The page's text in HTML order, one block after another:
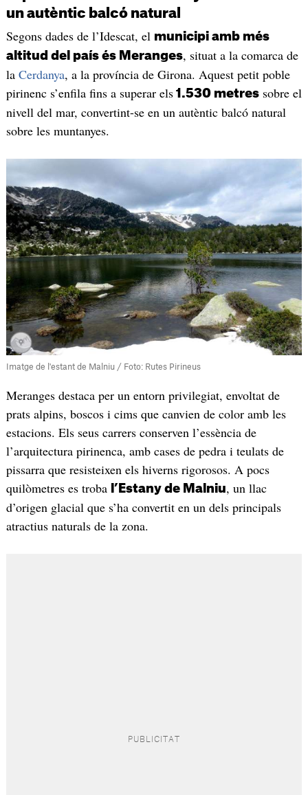
un autèntic balcó natural
Segons dades de l’Idescat, el municipi amb més
altitud del país és Meranges, situat a la comarca de
la Cerdanya, a la província de Girona. Aquest petit poble
pirinenc s’enfila fins a superar els1.530 metressobre el
nivell del mar, convertint-se en un autèntic balcó natural
sobre les muntanyes.
Imatge de l'estant de Malniu / Foto: Rutes Pirineus
Meranges destaca per un entorn privilegiat, envoltat de
prats alpins, boscos i cims que canvien de color amb les
estacions. Els seus carrers conserven l’essència de
l’arquitectura pirinenca, amb cases de pedra i teulats de
pissarra que resisteixen els hiverns rigorosos. A pocs
quilòmetres es troba l’Estany de Malniu, un llac
d’origen glacial que s’ha convertit en un dels principals
atractius naturals de la zona.